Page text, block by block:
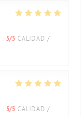
: 5/5 CALIDAD /
: 5/5 CALIDAD /